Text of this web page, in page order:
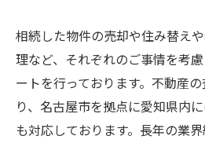
相続した物件の売却や住み替え
理など、それぞれのご事情を考
ートを行っております。不動産
り、名古屋市を拠点に愛知県内
も対応しております。長年の業